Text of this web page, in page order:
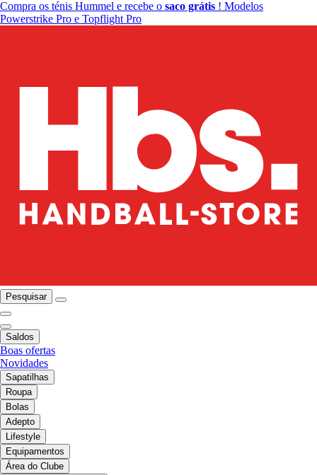
Compra os ténis Hummel e recebe o saco grátis ! Modelos
Powerstrike Pro e Topflight Pro
Pesquisar
Saldos
Boas ofertas
Novidades
Sapatilhas
Roupa
Bolas
Adepto
Lifestyle
Equipamentos
Área do Clube